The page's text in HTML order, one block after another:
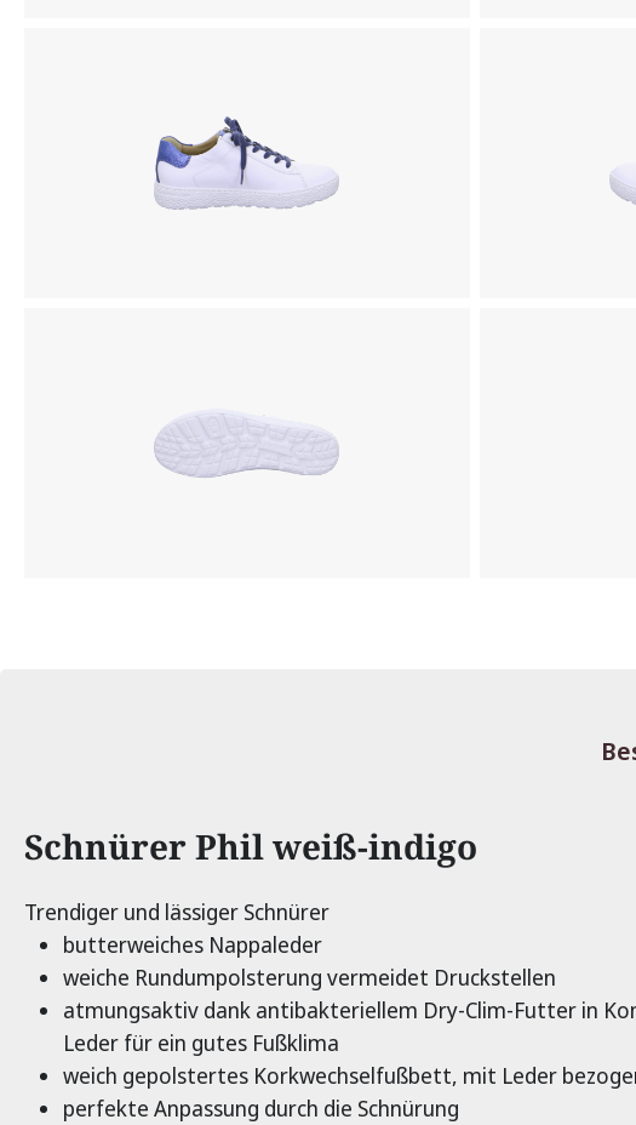
Produktinformationen
Schnürer Phil weiß-indigo
Trendiger und lässiger Schnürer
butterweiches Nappaleder
weiche Rundumpolsterung vermeidet Druckstellen
atmungsaktiv dank antibakteriellem Dry-Clim-Futter in
Leder für ein gutes Fußklima
weich gepolstertes Korkwechselfußbett, mit Leder
perfekte Anpassung durch die Schnürung